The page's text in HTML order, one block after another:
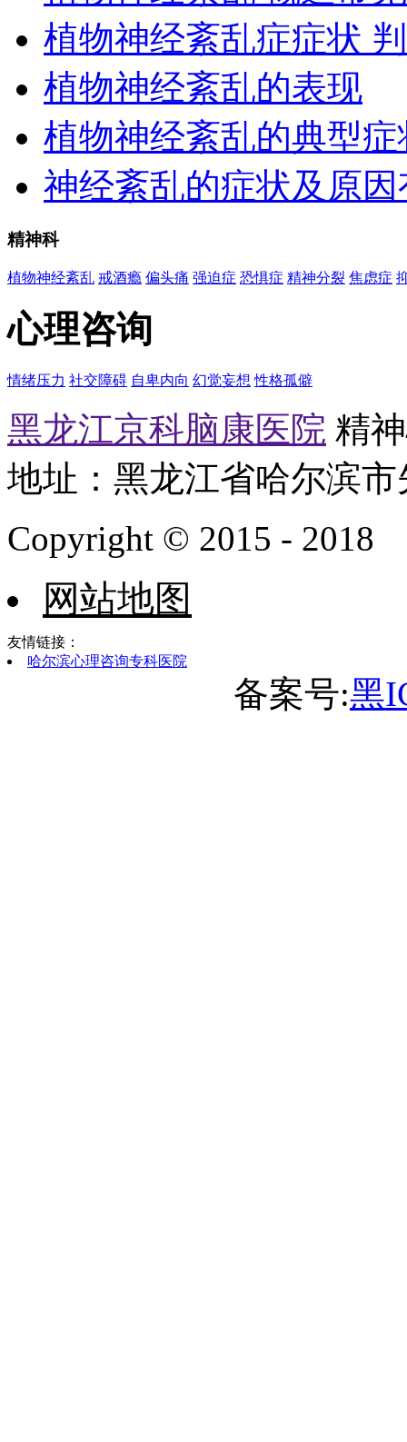
植物神经紊乱症症状
植物神经紊乱的表现
植物神经紊乱的典型
神经紊乱的症状及原
精神科
植物神经紊乱 戒酒瘾 偏头痛 强迫症 恐惧症 精神分裂 焦虑症
心理咨询
情绪压力 社交障碍 自卑内向 幻觉妄想 性格孤僻
黑龙江京科脑康医院 精
地址：黑龙江省哈尔滨
Copyright © 2015 - 2018
网站地图
友情链接：
哈尔滨心理咨询专科医院
备案号:黑